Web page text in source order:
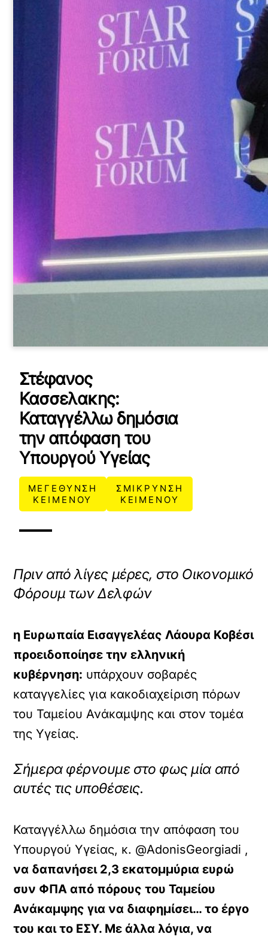
Στέφανος
Κασσελακης:
Καταγγέλλω δημόσια
την απόφαση του
Υπουργού Υγείας
ΜΕΓΕΘΥΝΣΗ
ΚΕΙΜΕΝΟΥ
ΣΜΙΚΡΥΝΣΗ
ΚΕΙΜΕΝΟΥ
Πριν από λίγες μέρες, στο Οικονομικό
Φόρουμ των Δελφών
η Ευρωπαία Εισαγγελέας Λάουρα Κοβέσι
προειδοποίησε την ελληνική
κυβέρνηση: υπάρχουν σοβαρές
καταγγελίες για κακοδιαχείριση πόρων
του Ταμείου Ανάκαμψης και στον τομέα
της Υγείας.
Σήμερα φέρνουμε στο φως μία από
αυτές τις υποθέσεις.
Καταγγέλλω δημόσια την απόφαση του
Υπουργού Υγείας, κ. @AdonisGeorgiadi ,
να δαπανήσει 2,3 εκατομμύρια ευρώ
συν ΦΠΑ από πόρους του Ταμείου
Ανάκαμψης για να διαφημίσει… το έργο
του και το ΕΣΥ. Με άλλα λόγια, να
X /
ά
τ
ε
λ